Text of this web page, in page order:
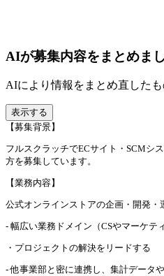
AIが募集内容をまとめまし
AIにより情報をまとめ直した
表示する
【募集背景】
フルスクラッチでECサイト・SCMシ
方を募集しています。
【業務内容】
公式オンラインストアの企画・開発・
- 幅広い業務ドメイン（CSやマーケテ
・プロジェクトの解決をリードする
- 他事業部と密に連携し、集計データ